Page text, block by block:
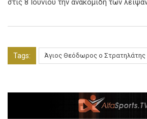
στις 8 Ιουνίου την ανακομιδή των
Tags: Άγιος Θεόδωρος ο Στρατηλάτης